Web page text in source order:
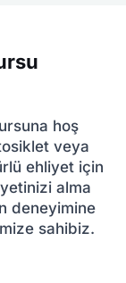
hoş
veya
ehliyet için
alma
deneyimine
sahibiz.